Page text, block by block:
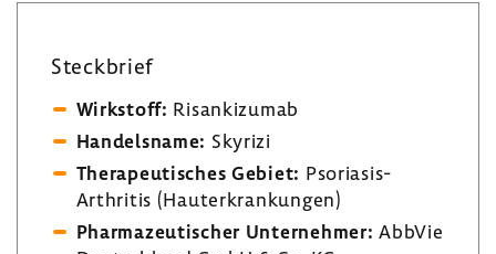
Steck­brief
Wirk­stoff: Risanki­zumab
Handels­name: Skyrizi
Thera­peu­ti­sches Gebiet: Psoriasis-​
Arthritis (Haut­er­kran­kungen)
Phar­ma­zeu­ti­scher Unter­nehmer: AbbVie